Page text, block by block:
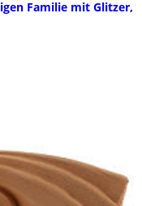
Familie mit Glitzer,